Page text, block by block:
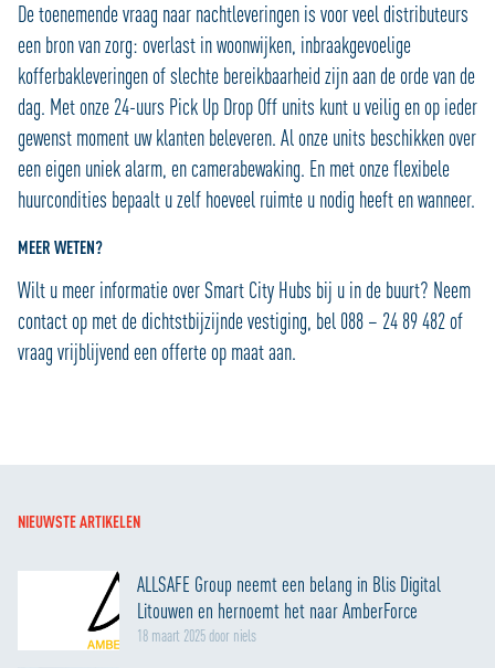
De toenemende vraag naar nachtleveringen is voor veel distributeurs
een bron van zorg: overlast in woonwijken, inbraakgevoelige
kofferbakleveringen of slechte bereikbaarheid zijn aan de orde van de
dag. Met onze 24-uurs Pick Up Drop Off units kunt u veilig en op ieder
gewenst moment uw klanten beleveren. Al onze units beschikken over
een eigen uniek alarm, en camerabewaking. En met onze flexibele
huurcondities bepaalt u zelf hoeveel ruimte u nodig heeft en wanneer.
MEER WETEN?
Wilt u meer informatie over Smart City Hubs bij u in de buurt? Neem
contact op met de dichtstbijzijnde vestiging, bel 088 – 24 89 482 of
vraag vrijblijvend een offerte op maat aan.
NIEUWSTE ARTIKELEN
ALLSAFE Group neemt een belang in Blis Digital
Litouwen en hernoemt het naar AmberForce
18 maart 2025 door niels